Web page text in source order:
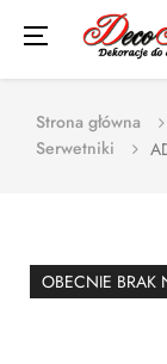
Toggle
navigation
☰
Strona główna
Serwetniki
OBECNIE BRAK